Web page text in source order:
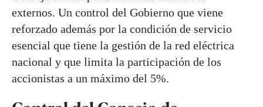
externos. Un control del Gobierno que viene
reforzado además por la condición de servicio
esencial que tiene la gestión de la red eléctrica
nacional y que limita la participación de los
accionistas a un máximo del 5%.